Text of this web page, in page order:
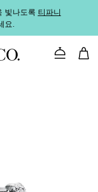
빛나도록 티파니
요.
문의하기